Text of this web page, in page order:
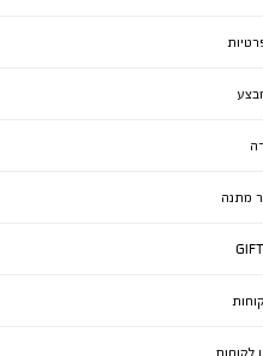
מתנה
לקוחות